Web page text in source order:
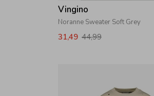
Vingino
Noranne Sweater Soft Grey
31,49 44,99